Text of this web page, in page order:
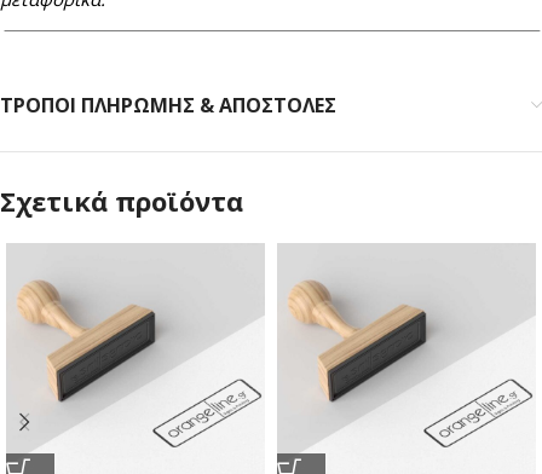
ΤΡΟΠΟΙ ΠΛΗΡΩΜΗΣ & ΑΠΟΣΤΟΛΕΣ
Σχετικά προϊόντα